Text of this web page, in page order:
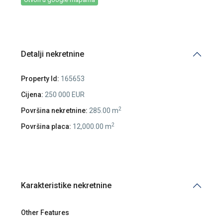
Detalji nekretnine
Property Id: 165653
Cijena: 250 000 EUR
Površina nekretnine: 285.00 m2
Površina placa: 12,000.00 m2
Karakteristike nekretnine
Other Features